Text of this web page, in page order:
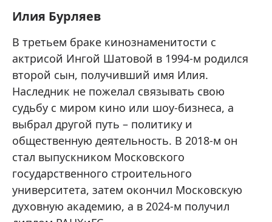
Илия Бурляев
В третьем браке кинознаменитости с
актрисой Ингой Шатовой в 1994-м родился
второй сын, получивший имя Илия.
Наследник не пожелал связывать свою
судьбу с миром кино или шоу-бизнеса, а
выбрал другой путь – политику и
общественную деятельность. В 2018-м он
стал выпускником Московского
государственного строительного
университета, затем окончил Московскую
духовную академию, а в 2024-м получил